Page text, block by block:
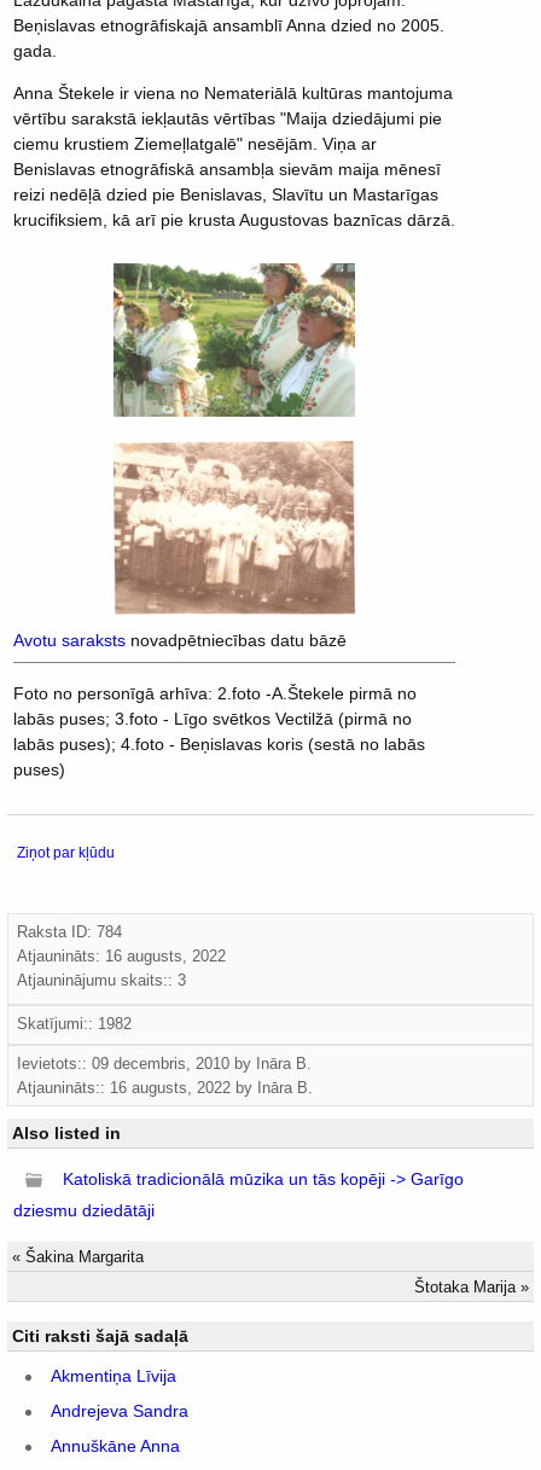
Beņislavas etnogrāfiskajā ansamblī Anna dzied no 2005.
gada.
Anna Štekele ir viena no Nemateriālā kultūras mantojuma
vērtību sarakstā iekļautās vērtības "Maija dziedājumi pie
ciemu krustiem Ziemeļlatgalē" nesējām. Viņa ar
Benislavas etnogrāfiskā ansambļa sievām maija mēnesī
reizi nedēļā dzied pie Benislavas, Slavītu un Mastarīgas
krucifiksiem, kā arī pie krusta Augustovas baznīcas dārzā.
Avotu saraksts novadpētniecības datu bāzē
Foto no personīgā arhīva: 2.foto -A.Štekele pirmā no
labās puses; 3.foto - Līgo svētkos Vectilžā (pirmā no
labās puses); 4.foto - Beņislavas koris (sestā no labās
puses)
Ziņot par kļūdu
Raksta ID: 784
Atjaunināts: 16 augusts, 2022
Atjauninājumu skaits:: 3
Skatījumi:: 1982
Ievietots:: 09 decembris, 2010 by Ināra B.
Atjaunināts:: 16 augusts, 2022 by Ināra B.
Also listed in
Katoliskā tradicionālā mūzika un tās kopēji -> Garīgo
dziesmu dziedātāji
« Šakina Margarita
Štotaka Marija »
Citi raksti šajā sadaļā
Akmentiņa Līvija
Andrejeva Sandra
Annuškāne Anna